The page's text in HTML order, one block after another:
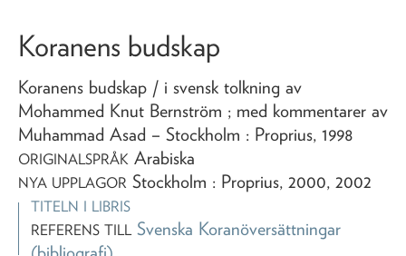
Koranens budskap
Koranens budskap / i svensk tolkning av
Mohammed Knut Bernström ; med kommentarer av
Muhammad Asad – Stockholm : Proprius, 1998
ORIGINALSPRÅK Arabiska
NYA UPPLAGOR Stockholm : Proprius, 2000, 2002
TITELN I LIBRIS
REFERENS TILL Svenska Koranöversättningar